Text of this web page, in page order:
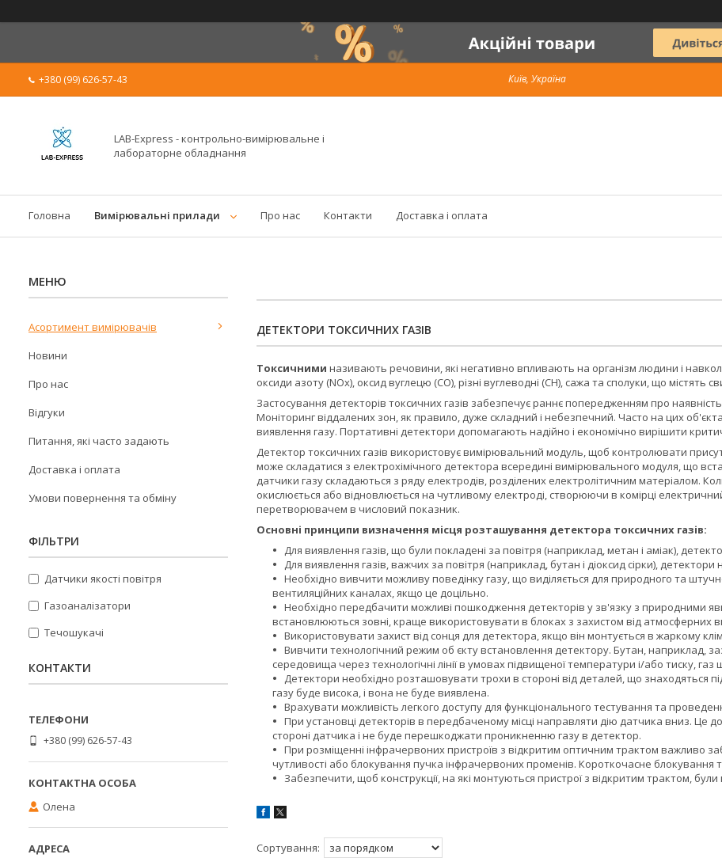
+380 (99) 626-57-43 Київ, Україна
LAB-Express - контрольно-вимірювальне і
лабораторне обладнання
Головна Вимірювальні прилади Про нас Контакти Доставка і оплата
ДЕТЕКТОРИ ТОКСИЧНИХ ГАЗІВ
Токсичними називають речовини, які негативно впливають на організм людини і
оксиди азоту (NОх), оксид вуглецю (СО), різні вуглеводні (СН), сажа та сполуки, що містять
Застосування детекторів токсичних газів забезпечує раннє попередженням про
Моніторинг віддалених зон, як правило, дуже складний і небезпечний. Часто на цих
виявлення газу. Портативні детектори допомагають надійно і економічно вирішити
Детектор токсичних газів використовує вимірювальний модуль, щоб контролювати
може складатися з електрохімічного детектора всередині вимірювального модуля, що
датчики газу складаються з ряду електродів, розділених електролітичним матеріалом.
окислюється або відновлюється на чутливому електроді, створюючи в комірці
перетворювачем в числовий показник.
Основні принципи визначення місця розташування детектора токсичних газів:
Для виявлення газів, що були покладені за повітря (наприклад, метан і аміак),
Для виявлення газів, важчих за повітря (наприклад, бутан і діоксид сірки),
Необхідно вивчити можливу поведінку газу, що виділяється для природного та
вентиляційних каналах, якщо це доцільно.
Необхідно передбачити можливі пошкодження детекторів у зв'язку з природними
встановлюються зовні, краще використовувати в блоках з захистом від атмосферних
Використовувати захист від сонця для детектора, якщо він монтується в жаркому
Вивчити технологічний режим об єкту встановлення детектору. Бутан, наприклад,
середовища через технологічні лінії в умовах підвищеної температури і/або тиску,
Детектори необхідно розташовувати трохи в стороні від деталей, що знаходяться
газу буде висока, і вона не буде виявлена.
Врахувати можливість легкого доступу для функціонального тестування та
При установці детекторів в передбаченому місці направляти дію датчика вниз. Це
стороні датчика і не буде перешкоджати проникненню газу в детектор.
При розміщенні інфрачервоних пристроїв з відкритим оптичним трактом важливо
чутливості або блокування пучка інфрачервоних променів. Короткочасне
Забезпечити, щоб конструкції, на які монтуються пристрої з відкритим трактом,
Асортимент вимірювачів
Новини
Про нас
Відгуки
Питання, які часто задають
Доставка і оплата
Умови повернення та обміну
ФІЛЬТРИ
Датчики якості повітря
Газоаналізатори
Течошукачі
КОНТАКТИ
+380 (99) 626-57-43
Олена